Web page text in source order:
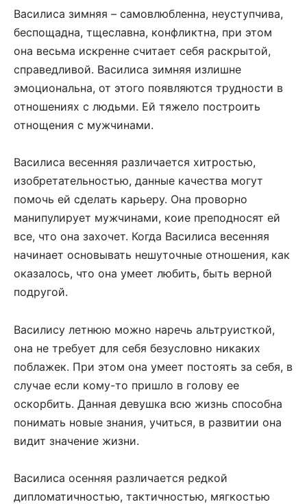
Василиса зимняя – самовлюбленна, неуступчива,
беспощадна, тщеславна, конфликтна, при этом
она весьма искренне считает себя раскрытой,
справедливой. Василиса зимняя излишне
эмоциональна, от этого появляются трудности в
отношениях с людьми. Ей тяжело построить
отнощения с мужчинами.
Василиса весенняя различается хитростью,
изобретательностью, данные качества могут
помочь ей сделать карьеру. Она проворно
манипулирует мужчинами, коие преподносят ей
все, что она захочет. Когда Василиса весенняя
начинает основывать нешуточные отношения, как
оказалось, что она умеет любить, быть верной
подругой.
Василису летнюю можно наречь альтруисткой,
она не требует для себя безусловно никаких
поблажек. При этом она умеет постоять за себя, в
случае если кому-то пришло в голову ее
оскорбить. Данная девушка всю жизнь способна
понимать новые знания, учиться, в развитии она
видит значение жизни.
Василиса осенняя различается редкой
дипломатичностью, тактичностью, мягкостью